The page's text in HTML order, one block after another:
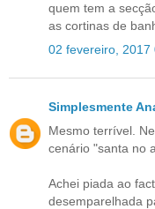
quem tem a
as cortinas de
02 fevereiro, 2017
Simplesmente
Mesmo terrível.
cenário "santa no
Achei piada ao
desemparelhada